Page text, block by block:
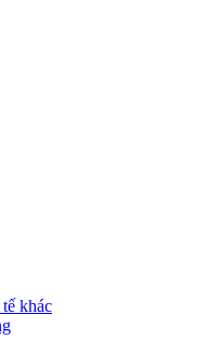
khác